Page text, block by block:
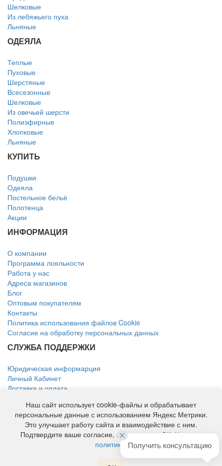
Шелковые
Из лебяжьего пуха
Льняные
ОДЕЯЛА
Теплые
Пуховые
Шерстяные
Всесезонные
Шелковые
Из овечьей шерсти
Полиэфирные
Хлопковые
Льняные
КУПИТЬ
Подушки
Одеяла
Постельное бельё
Полотенца
Акции
ИНФОРМАЦИЯ
О компании
Программа лояльности
Работа у нас
Адреса магазинов
Блог
Оптовым покупателям
Контакты
Политика использования файлов Cookie
Согласие на обработку персональных данных
СЛУЖБА ПОДДЕРЖКИ
Юридическая информарция
Личный Кабинет
Доставка и оплата
КОНТАКТЫ
Свяжитесь с нами удобным способом:
Наш сайт использует cookie-файлы и обрабатывает
персональные данные с использованием Яндекс Метрики.
Это улучшает работу сайта и взаимодействие с ним.
Подтвердите ваше согласие, нажав кнопку ОК.Условия
политики
Получить консультацию